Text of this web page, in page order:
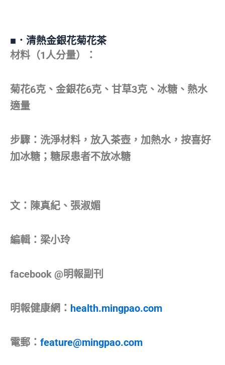
■．清熱金銀花菊花茶
材料（1人分量）：
菊花6克、金銀花6克、甘草3克、冰糖、熱水
適量
步驟：洗淨材料，放入茶壺，加熱水，按喜好
加冰糖；糖尿患者不放冰糖
文：陳真紀、張淑媚
編輯：梁小玲
facebook @明報副刊
明報健康網： health.mingpao.com
電郵： feature@mingpao.com